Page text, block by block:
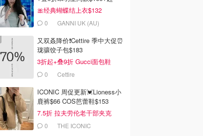
🎀经典蝴蝶结上衣$132
0 GANNI UK (AU)
又双叒降价❗️Cettire 季中大促⏰
珑骧饺子包$183
3折起+叠9折 Gucci面包鞋
$9910 Cettire
ICONIC 周促更新💓Lioness小
鹿裤$66 COS芭蕾鞋$153
7.5折 拉夫劳伦老干部夹克
$4190 THE ICONIC